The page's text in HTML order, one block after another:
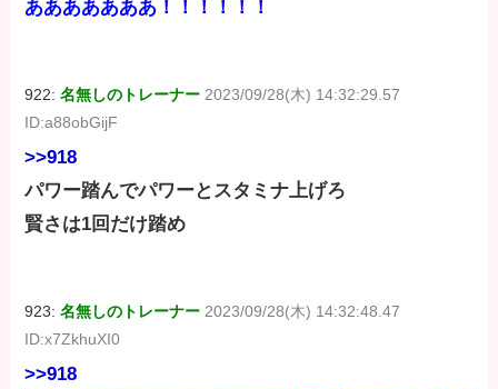
あああああああ！！！！！！
922:名無しのトレーナー 2023/09/28(木) 14:32:29.57
ID:a88obGijF
>>918
パワー踏んでパワーとスタミナ上げろ
賢さは1回だけ踏め
923:名無しのトレーナー 2023/09/28(木) 14:32:48.47
ID:x7ZkhuXI0
>>918